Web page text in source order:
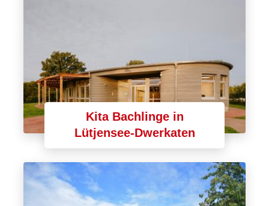
Kita Bachlinge in
Lütjensee-Dwerkaten